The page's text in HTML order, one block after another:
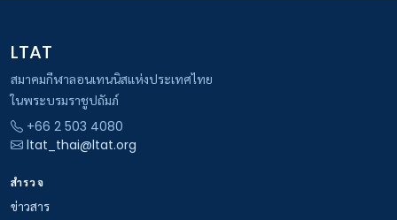
LTAT
สมาคมกีฬาลอนเทนนิสแห่งประเทศไทย
ในพระบรมราชูปถัมภ์
+66 2 503 4080
ltat_thai@ltat.org
สำรวจ
ข่าวสาร